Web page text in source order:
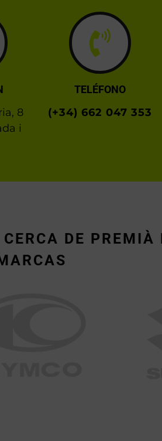
8
i
TELÉFONO
(+34) 662 047 353
DE